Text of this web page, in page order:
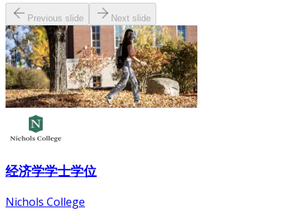
Previous slide Next slide
经济学学士学位
Nichols College